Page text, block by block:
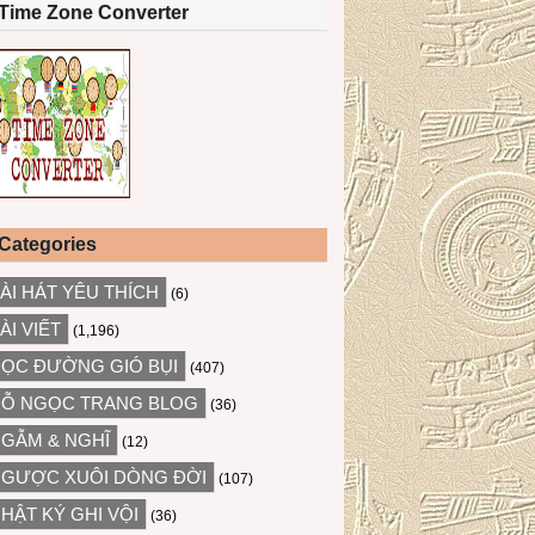
Zone Converter
HÁT YÊU THÍCH (6)
VIẾT (1,196)
ĐƯỜNG GIÓ BỤI (407)
NGỌC TRANG BLOG (36)
& NGHĨ (12)
XUÔI DÒNG ĐỜI (107)
KÝ GHI VỘI (36)